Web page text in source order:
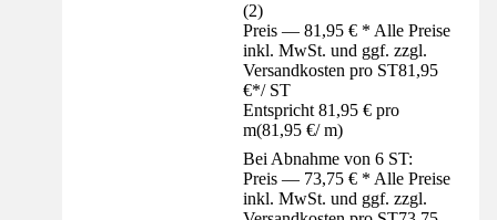
(2)
Preis — 81,95 € * Alle Preise
inkl. MwSt. und ggf. zzgl.
Versandkosten pro ST81,95
€*/ ST
Entspricht 81,95 € pro
m(81,95 €/ m)
Bei Abnahme von 6 ST:
Preis — 73,75 € * Alle Preise
inkl. MwSt. und ggf. zzgl.